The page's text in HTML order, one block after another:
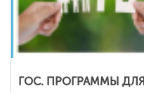
ГОС. ПРОГРАММЫ